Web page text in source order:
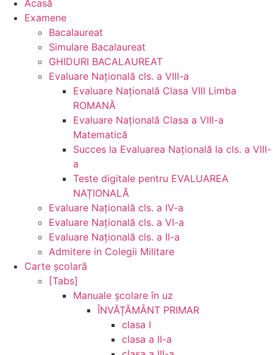
Acasă
Examene
Bacalaureat
Simulare Bacalaureat
GHIDURI BACALAUREAT
Evaluare Naţională cls. a VIII-a
Evaluare Naţională Clasa VIII Limba
ROMANĂ
Evaluare Naţională Clasa a VIII-a
Matematică
Succes la Evaluarea Națională la cls. a VIII-
a
Teste digitale pentru EVALUAREA
NAȚIONALĂ
Evaluare Naţională cls. a IV-a
Evaluare Naţională cls. a VI-a
Evaluare Naţională cls. a II-a
Admitere in Colegii Militare
Carte şcolară
[Tabs]
Manuale şcolare în uz
ÎNVĂȚĂMÂNT PRIMAR
clasa I
clasa a II-a